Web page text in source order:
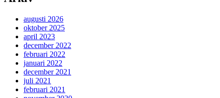
augusti 2026
oktober 2025
april 2023
december 2022
februari 2022
januari 2022
december 2021
juli 2021
februari 2021